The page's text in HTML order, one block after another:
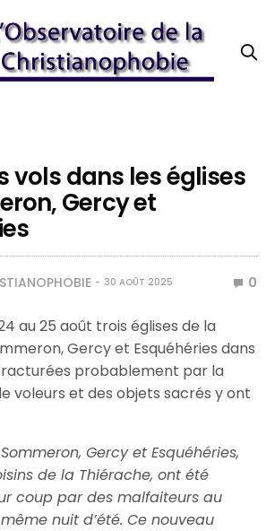
vols dans les églises
Gercy et
30 AOÛT 2025 0
au 25 août trois églises de la
Gercy et Esquéhéries dans
probablement par la
voleurs et des objets sacrés y ont
Gercy et Esquéhéries,
de la Thiérache, ont été
coup par des malfaiteurs au
nuit d’été. Ce nouveau